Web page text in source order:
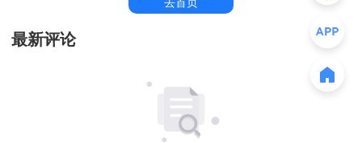
无论是皮鞋、乐福鞋还是其他风格的鞋，今年的平底鞋可能
更偏向男性化。搭配一双经典款的牛仔裤，会非常具有个人
风格，并且这种风格将成为主流。